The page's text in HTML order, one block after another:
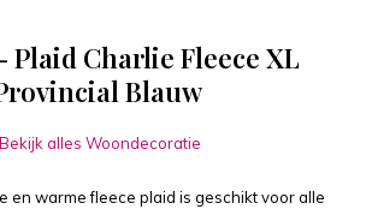
Charlie Fleece XL
Blauw
Bekijk alles Woondecoratie
en warme fleece plaid is geschikt voor alle